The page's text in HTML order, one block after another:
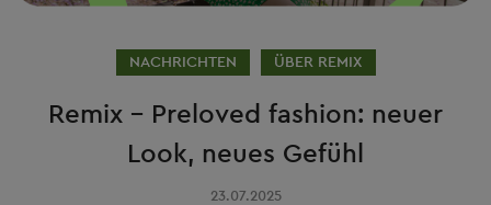
NACHRICHTEN ÜBER REMIX
Remix – Preloved fashion: neuer
Look, neues Gefühl
23.07.2025